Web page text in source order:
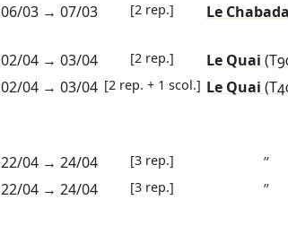
06/03→ 07/03 [2 rep.] Le Chabada
02/04→ 03/04 [2 rep.] Le Quai
02/04→ 03/04 [2 rep. + 1 scol.] Le Quai
22/04→ 24/04 [3 rep.]
”
22/04→ 24/04 [3 rep.] ”